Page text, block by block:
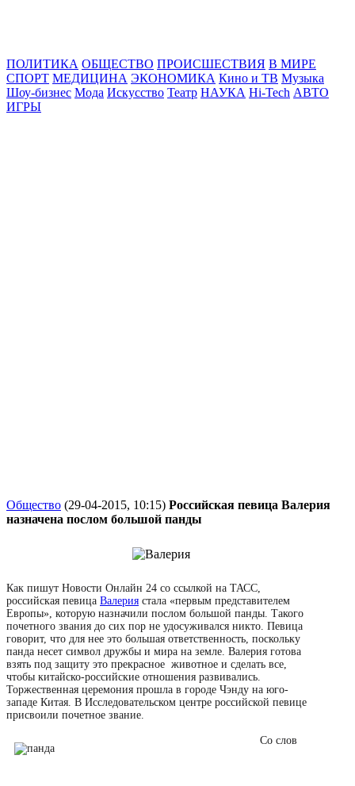
ПОЛИТИКА ОБЩЕСТВО ПРОИСШЕСТВИЯ В МИРЕ
СПОРТ МЕДИЦИНА ЭКОНОМИКА Кино и ТВ Музыка
Шоу-бизнес Мода Искусство Театр НАУКА Hi-Tech АВТО
ИГРЫ
Общество (29-04-2015, 10:15) Российская певица Валерия
назначена послом большой панды
Как пишут Новости Онлайн 24 со ссылкой на ТАСС,
российская певица Валерия стала «первым представителем
Европы», которую назначили послом большой панды. Такого
почетного звания до сих пор не удосуживался никто. Певица
говорит, что для нее это большая ответственность, поскольку
панда несет символ дружбы и мира на земле. Валерия готова
взять под защиту это прекрасное животное и сделать все,
чтобы китайско-российские отношения развивались.
Торжественная церемония прошла в городе Чэнду на юго-
западе Китая. В Исследовательском центре российской певице
присвоили почетное звание.
Со слов